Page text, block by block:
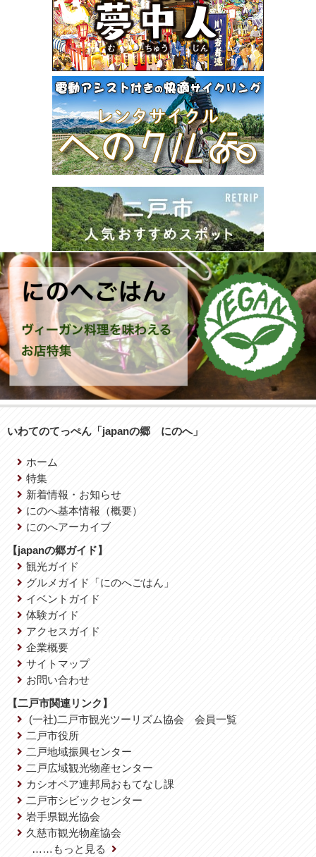
いわてのてっぺん「japanの郷 にのへ」
ホーム
特集
新着情報・お知らせ
にのへ基本情報（概要）
にのへアーカイブ
【japanの郷ガイド】
観光ガイド
グルメガイド「にのへごはん」
イベントガイド
体験ガイド
アクセスガイド
企業概要
サイトマップ
お問い合わせ
【二戸市関連リンク】
(一社)二戸市観光ツーリズム協会 会員一覧
二戸市役所
二戸地域振興センター
二戸広域観光物産センター
カシオペア連邦局おもてなし課
二戸市シビックセンター
岩手県観光協会
久慈市観光物産協会
……もっと見る